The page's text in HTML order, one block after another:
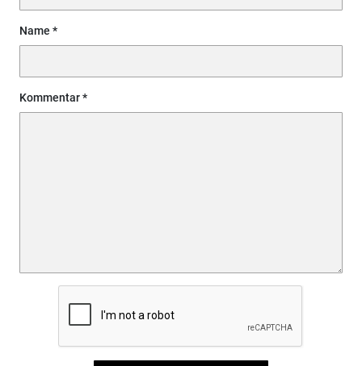
Name
Kommentar